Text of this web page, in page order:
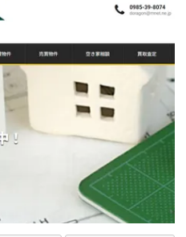
共有持分
任意売却
底地
不動産投資
不動産相続
不動産リースバック
空き家
業者を探す